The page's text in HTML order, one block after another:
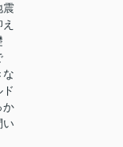
震
な
か
い